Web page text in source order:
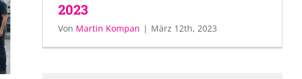
2023
Von Martin Kompan | März 12th, 2023